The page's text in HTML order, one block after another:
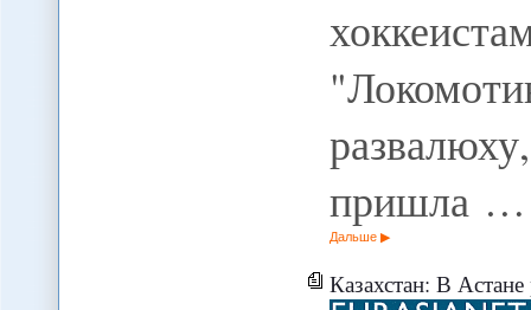
пришла …
Дальше
Казахстан: В Астане